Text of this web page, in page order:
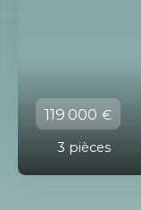
119 000 €
3 pièces